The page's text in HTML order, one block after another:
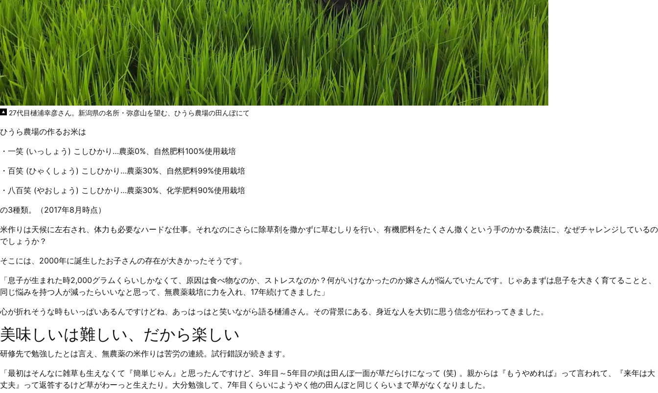
27代目樋浦幸彦さん。新潟県の名所・弥彦山を望む、ひうら農場の田んぼにて
ひうら農場の作るお米は
・一笑 (いっしょう) こしひかり…農薬0%、自然肥料100%使用栽培
・百笑 (ひゃくしょう) こしひかり…農薬30%、自然肥料99%使用栽培
・八百笑 (やおしょう) こしひかり…農薬30%、化学肥料90%使用栽培
の3種類。（2017年8月時点）
米作りは天候に左右され、体力も必要なハードな仕事。それなのにさらに除草剤を撒かずに草むしりを行い、有機肥料をたくさん撒くという手のかかる農法に、なぜチャレンジしているの
でしょうか？
そこには、2000年に誕生したお子さんの存在が大きかったそうです。
「息子が生まれた時2,000グラムくらいしかなくて、原因は食べ物なのか、ストレスなのか？何がいけなかったのか嫁さんが悩んでいたんです。じゃあまずは息子を大きく育てることと、
同じ悩みを持つ人が減ったらいいなと思って、無農薬栽培に力を入れ、17年続けてきました」
心が折れそうな時もいっぱいあるんですけどね、あっはっはと笑いながら語る樋浦さん。その背景にある、身近な人を大切に思う信念が伝わってきました。
美味しいは難しい、だから楽しい
研修先で勉強したとは言え、無農薬の米作りは苦労の連続。試行錯誤が続きます。
「最初はそんなに雑草も生えなくて『簡単じゃん』と思ったんですけど、3年目～5年目の頃は田んぼ一面が草だらけになって (笑) 。親からは『もうやめれば』って言われて、『来年は大
丈夫』って返答するけど草がわーっと生えたり。大分勉強して、7年目くらいにようやく他の田んぼと同じくらいまで草がなくなりました。